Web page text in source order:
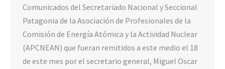
Comunicados del Secretariado Nacional y Seccional
Patagonia de la Asociación de Profesionales de la
Comisión de Energía Atómica y la Actividad Nuclear
(APCNEAN) que fueran remitidos a este medio el 18
de este mes por el secretario general, Miguel Oscar